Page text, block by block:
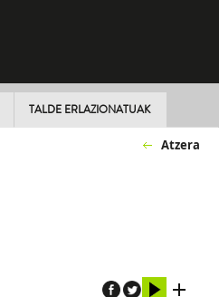
TALDE ERLAZIONATUAK
Atzera